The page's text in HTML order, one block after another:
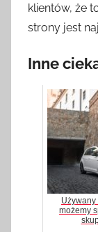
klientów, że
strony jest
Inne
Używany
możemy